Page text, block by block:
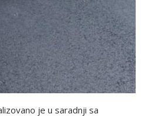
je u saradnji sa